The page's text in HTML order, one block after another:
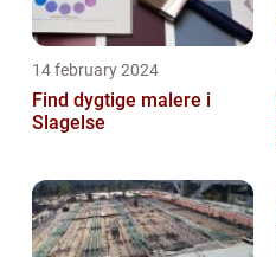
14 february 2024
Find dygtige malere i
Slagelse